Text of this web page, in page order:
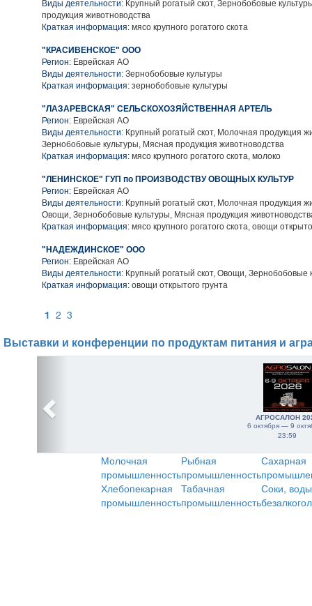
Виды деятельности: Крупный рогатый скот, Зернобобовые
продукция животноводства
Краткая информация: мясо крупного рогатого скота
"КРАСИВЕНСКОЕ" ООО
Регион: Еврейская АО
Виды деятельности: Зернобобовые культуры
Краткая информация: зернобобовые культуры
"ЛАЗАРЕВСКАЯ" СЕЛЬСКОХОЗЯЙСТВЕННАЯ АРТЕЛЬ
Регион: Еврейская АО
Виды деятельности: Крупный рогатый скот, Молочная продукция
Зернобобовые культуры, Мясная продукция животноводства
Краткая информация: мясо крупного рогатого скота, молоко
"ЛЕНИНСКОЕ" ГУП по ПРОИЗВОДСТВУ ОВОЩНЫХ КУЛЬТУР
Регион: Еврейская АО
Виды деятельности: Крупный рогатый скот, Молочная продукция
Овощи, Зернобобовые культуры, Мясная продукция
Краткая информация: мясо крупного рогатого скота, овощи
"НАДЕЖДИНСКОЕ" ООО
Регион: Еврейская АО
Виды деятельности: Крупный рогатый скот, Овощи, Зернобобовые
Краткая информация: овощи открытого грунта
1 2 3
Выставки и конференции по продуктам питания и
АГРОСАЛОН
6 октября — 9
23:59
Молочная
промышленность
Рыбная
промышленность
Сахарная
Хлебопекарная
промышленность
Табачная
промышленность
Соки,